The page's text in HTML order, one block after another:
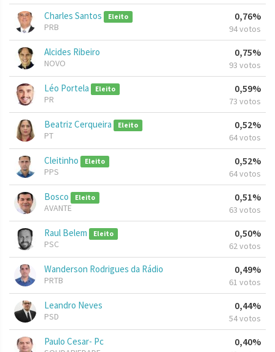
Charles Santos Eleito
PRB
0,76%
94 votos
Alcides Ribeiro
NOVO
0,75%
93 votos
Léo Portela Eleito
PR
0,59%
73 votos
Beatriz Cerqueira Eleito
PT
0,52%
64 votos
Cleitinho Eleito
PPS
0,52%
64 votos
Bosco Eleito
AVANTE
0,51%
63 votos
Raul Belem Eleito
PSC
0,50%
62 votos
Wanderson Rodrigues da Rádio
PRTB
0,49%
61 votos
Leandro Neves
PSD
0,44%
54 votos
Paulo Cesar- Pc 0,40%